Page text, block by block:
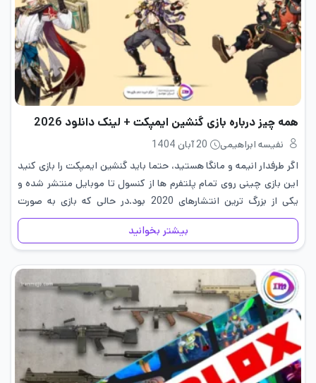
همه چیز درباره بازی گنشین ایمپکت + لینک دانلود 2026
نفیسه ابراهیمی
20 آبان 1404
اگر طرفدار انیمه و مانگا هستید، حتما باید گنشین ایمپکت را بازی کنید
این بازی چینی روی تمام پلتفرم ها از کنسول تا موبایل منتشر شده و
یکی از بزرگ ترین انتشارهای 2020 بود.در حالی که بازی به صورت
رایگان…
بیشتر بخوانید